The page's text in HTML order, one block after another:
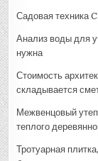
Садовая техника
Анализ воды для
нужна
Стоимость
складывается
Межвенцовый
теплого
Тротуарная